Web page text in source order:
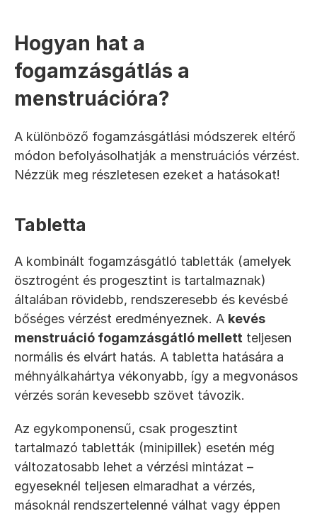
Hogyan hat a
fogamzásgátlás a
menstruációra?
A különböző fogamzásgátlási módszerek eltérő
módon befolyásolhatják a menstruációs vérzést.
Nézzük meg részletesen ezeket a hatásokat!
Tabletta
A kombinált fogamzásgátló tabletták (amelyek
ösztrogént és progesztint is tartalmaznak)
általában rövidebb, rendszeresebb és kevésbé
bőséges vérzést eredményeznek. A kevés
menstruáció fogamzásgátló mellett teljesen
normális és elvárt hatás. A tabletta hatására a
méhnyálkahártya vékonyabb, így a megvonásos
vérzés során kevesebb szövet távozik.
Az egykomponensű, csak progesztint
tartalmazó tabletták (minipillek) esetén még
változatosabb lehet a vérzési mintázat –
egyeseknél teljesen elmaradhat a vérzés,
másoknál rendszertelenné válhat vagy éppen